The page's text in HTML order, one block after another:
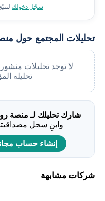
سجّل دخولك
تحليلات المجتمع حول
لا توجد تحليلات
تحليله
شارك تحليلك لـ منصة
وابنِ سجل
إنشاء حساب
شركات مشابهة